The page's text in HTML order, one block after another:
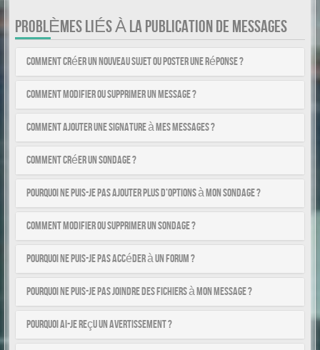
PROBLÈMES LIÉS À LA PUBLICATION DE MESSAGES
Comment créer un nouveau sujet ou poster une réponse ?
Comment modifier ou supprimer un message ?
Comment ajouter une signature à mes messages ?
Comment créer un sondage ?
Pourquoi ne puis-je pas ajouter plus d’options à mon sondage ?
Comment modifier ou supprimer un sondage ?
Pourquoi ne puis-je pas accéder à un forum ?
Pourquoi ne puis-je pas joindre des fichiers à mon message ?
Pourquoi ai-je reçu un avertissement ?